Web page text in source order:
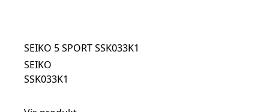
SEIKO 5 SPORT SSK033K1
SEIKO
SSK033K1